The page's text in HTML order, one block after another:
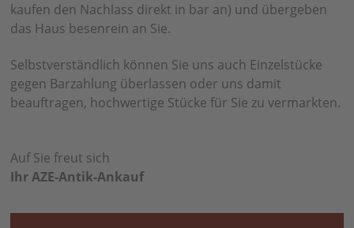
kaufen den Nachlass direkt in bar an) und übergeben
das Haus besenrein an Sie.
Selbstverständlich können Sie uns auch Einzelstücke
gegen Barzahlung überlassen oder uns damit
beauftragen, hochwertige Stücke für Sie zu vermarkten.
Auf Sie freut sich
Ihr AZE-Antik-Ankauf